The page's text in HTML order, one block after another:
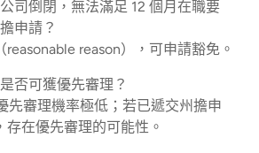
司倒閉，無法滿足 12 個月在職要
申請？
reason），可申請豁免。
否可獲優先審理？
先審理機率極低；若已遞交州擔申
在優先審理的可能性。